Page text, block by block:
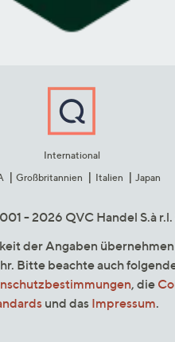
International
Großbritannien Italien Japan
- 2026 QVC Handel S.à r.l.
der Angaben
Bitte beachte auch
, die
und das Impressum.